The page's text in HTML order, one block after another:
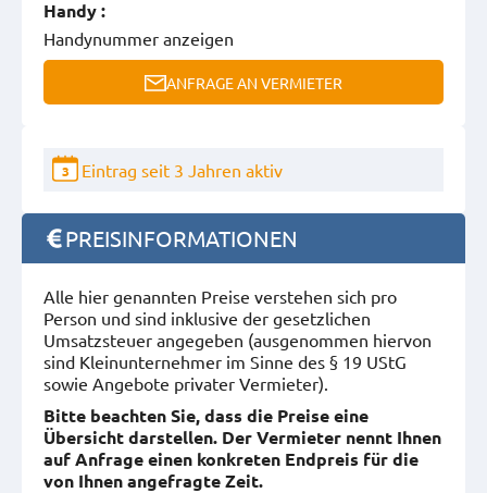
Handy :
Handynummer anzeigen
ANFRAGE AN VERMIETER
3 Eintrag seit 3 Jahren aktiv
PREISINFORMATIONEN
Alle hier genannten Preise verstehen sich pro
Person und sind inklusive der gesetzlichen
Umsatzsteuer angegeben (ausgenommen hiervon
sind Kleinunternehmer im Sinne des § 19 UStG
sowie Angebote privater Vermieter).
Bitte beachten Sie, dass die Preise eine
Übersicht darstellen. Der Vermieter nennt Ihnen
auf Anfrage einen konkreten Endpreis für die
von Ihnen angefragte Zeit.